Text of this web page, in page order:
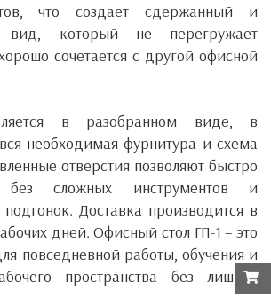
что создает сдержанный и
вид, который не перегружает
сочетается с другой офисной
в разобранном виде, в
необходимая фурнитура и схема
отверстия позволяют быстро
без сложных инструментов и
Доставка производится в
дней. Офисный стол ГП-1 – это
повседневной работы, обучения и
пространства без лишних